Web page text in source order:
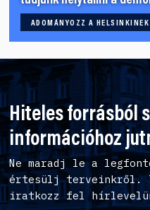
ADOMÁNYOZZ A HELSINKINEK
Hiteles forrásból
információhoz
Ne maradj le a
értesülj terveinkről.
iratkozz fel